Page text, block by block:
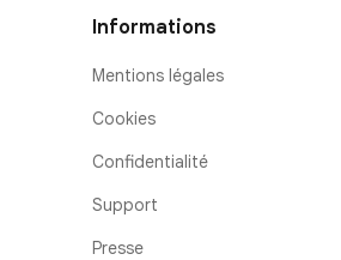
Informations
Mentions légales
Cookies
Confidentialité
Support
Presse